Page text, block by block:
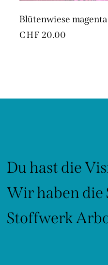
Blütenwiese magenta
CHF 20.00
Du hast die
Wir haben die
Stoffwerk